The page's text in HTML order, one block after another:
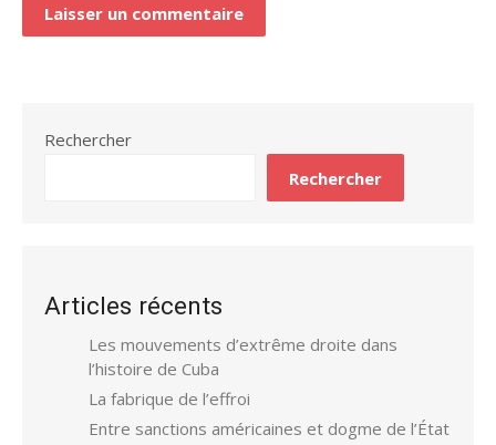
Rechercher
Rechercher
Articles récents
Les mouvements d’extrême droite dans
l’histoire de Cuba
La fabrique de l’effroi
Entre sanctions américaines et dogme de l’État